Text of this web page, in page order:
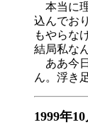
本当に
込んでお
もやらな
結局私な
ああ今
ん。浮き
1999年10